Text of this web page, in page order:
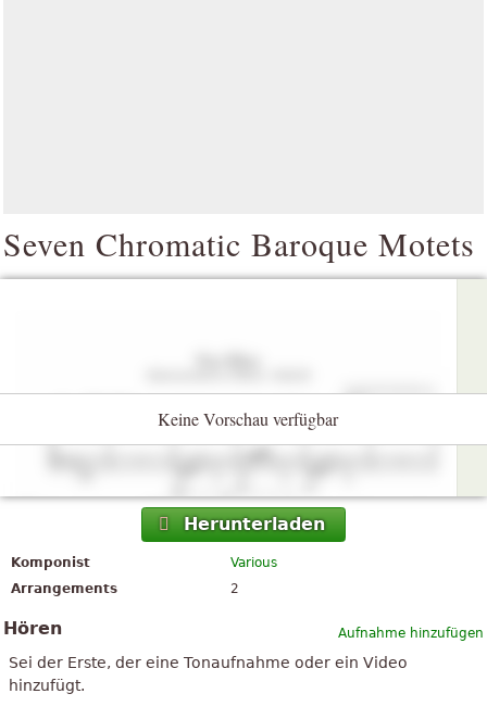
Seven Chromatic Baroque Motets
Keine Vorschau verfügbar
Herunterladen
Komponist
Various
Arrangements
2
Aufnahme hinzufügen
Hören
Sei der Erste, der eine Tonaufnahme oder ein Video
hinzufügt.